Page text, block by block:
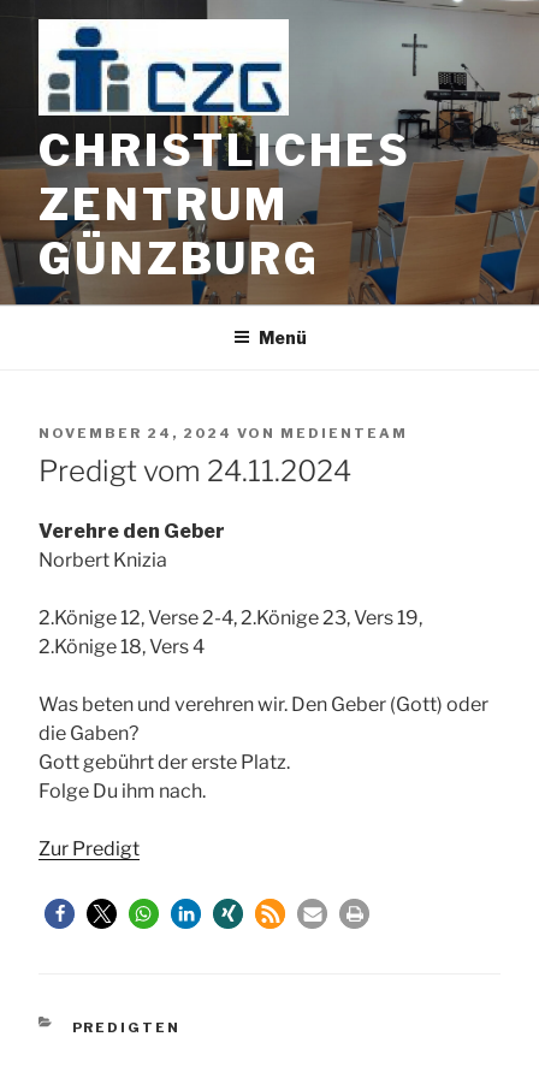
springen
CHRISTLICHES
ZENTRUM
GÜNZBURG
Menü
VERÖFFENTLICHT
AM
NOVEMBER 24, 2024 VON MEDIENTEAM
Predigt vom 24.11.2024
Verehre den Geber
Norbert Knizia
2.Könige 12, Verse 2-4, 2.Könige 23, Vers 19,
2.Könige 18, Vers 4
Was beten und verehren wir. Den Geber (Gott) oder
die Gaben?
Gott gebührt der erste Platz.
Folge Du ihm nach.
Zur Predigt
KATEGORIEN
PREDIGTEN